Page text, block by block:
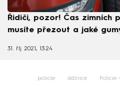
Řidiči, pozor! Čas zimních
musíte přezout a jaké
31. říj 2021, 13:24
policie dálnice Policie